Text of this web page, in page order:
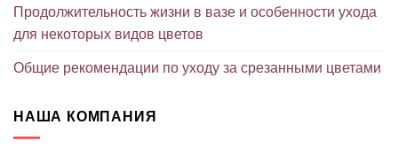
Продолжительность жизни в вазе и особенности ухода
для некоторых видов цветов
Общие рекомендации по уходу за срезанными цветами
НАША КОМПАНИЯ